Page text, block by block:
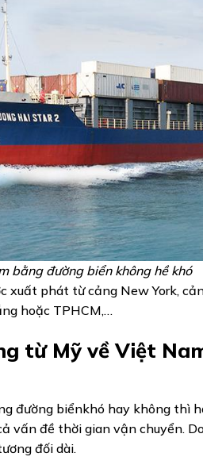
bằng đường biển không hề khó
xuất phát từ cảng New York,
hoặc TPHCM,…
từ Mỹ về Việt
đường biểnkhó hay không thì
vấn đề thời gian vận chuyển.
đối dài.